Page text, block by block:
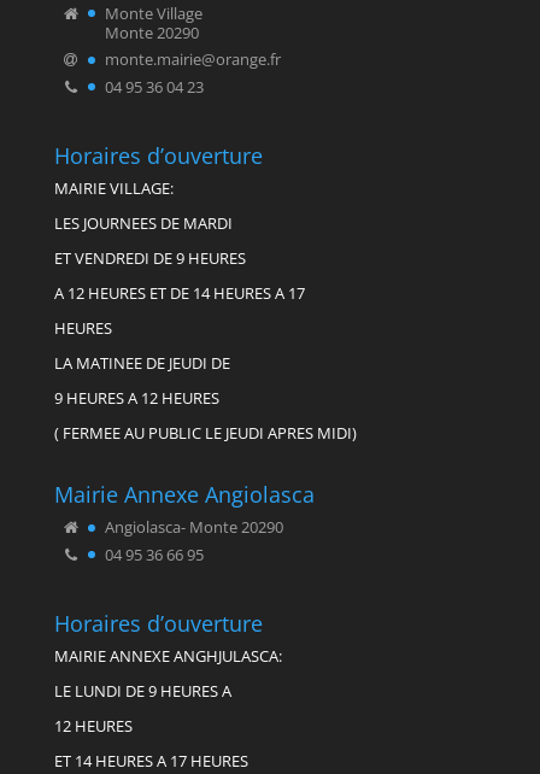
Monte Village
Monte 20290
monte.mairie@orange.fr
04 95 36 04 23
Horaires d’ouverture
MAIRIE VILLAGE:
LES JOURNEES DE MARDI
ET VENDREDI DE 9 HEURES
A 12 HEURES ET DE 14 HEURES A 17
HEURES
LA MATINEE DE JEUDI DE
9 HEURES A 12 HEURES
( FERMEE AU PUBLIC LE JEUDI APRES MIDI)
Mairie Annexe Angiolasca
Angiolasca- Monte 20290
04 95 36 66 95
Horaires d’ouverture
MAIRIE ANNEXE ANGHJULASCA:
LE LUNDI DE 9 HEURES A
12 HEURES
ET 14 HEURES A 17 HEURES